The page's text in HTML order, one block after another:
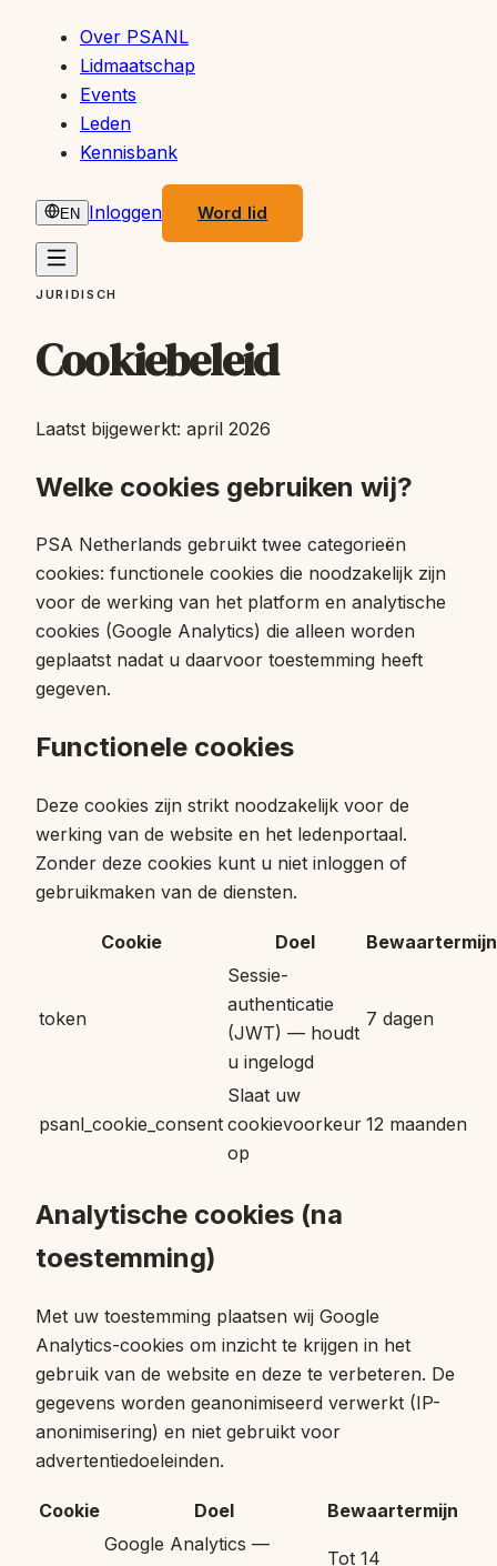
Over PSANL
Lidmaatschap
Events
Leden
Kennisbank
EN Inloggen Word lid
JURIDISCH
Cookiebeleid
Laatst bijgewerkt: april 2026
Welke cookies gebruiken wij?
PSA Netherlands gebruikt twee categorieën
cookies: functionele cookies die noodzakelijk zijn
voor de werking van het platform en analytische
cookies (Google Analytics) die alleen worden
geplaatst nadat u daarvoor toestemming heeft
gegeven.
Functionele cookies
Deze cookies zijn strikt noodzakelijk voor de
werking van de website en het ledenportaal.
Zonder deze cookies kunt u niet inloggen of
gebruikmaken van de diensten.
Cookie Doel Bewaartermijn
token
Sessie-
authenticatie
(JWT) — houdt
u ingelogd
7 dagen
psanl_cookie_consent
Slaat uw
cookievoorkeur
op
12 maanden
Analytische cookies (na
toestemming)
Met uw toestemming plaatsen wij Google
Analytics-cookies om inzicht te krijgen in het
gebruik van de website en deze te verbeteren. De
gegevens worden geanonimiseerd verwerkt (IP-
anonimisering) en niet gebruikt voor
advertentiedoeleinden.
Cookie Doel Bewaartermijn
Google Analytics —
Tot 14